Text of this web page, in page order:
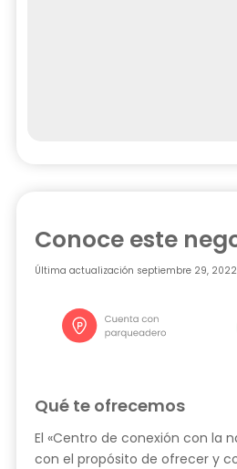
Conoce este
Última actualización septiembre 29, 2022
Qué te ofrecemos
El «Centro de conexión con la
con el propósito de ofrecer y